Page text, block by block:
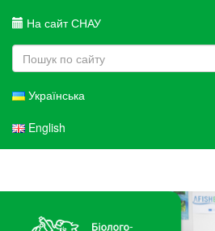
На сайт СНАУ
Українська
English